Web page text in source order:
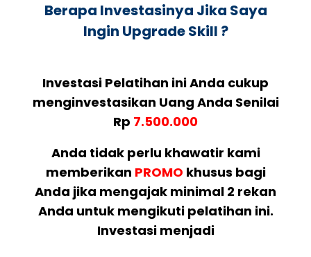
Berapa Investasinya Jika Saya
Ingin Upgrade Skill ?
Investasi Pelatihan ini Anda cukup
menginvestasikan Uang Anda Senilai
Rp 7.500.000
Anda tidak perlu khawatir kami
memberikan PROMO khusus bagi
Anda jika mengajak minimal 2 rekan
Anda untuk mengikuti pelatihan ini.
Investasi menjadi